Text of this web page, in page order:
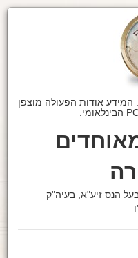
דף זה מאובטח בהצפנת SSL 2048bit. המידע אודות הפעולה מוצפן
הנס זיע"א, בעיה"ק